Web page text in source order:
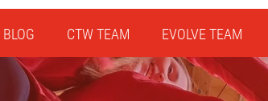
BLOG CTW TEAM EVOLVE TEAM